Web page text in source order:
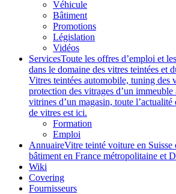
Véhicule
Bâtiment
Promotions
Législation
Vidéos
ServicesToute les offres d’emploi et
dans le domaine des vitres teintées et
Vitres teintées automobile, tuning des
protection des vitrages d’un
vitrines d’un magasin, toute
de vitres est ici.
Formation
Emploi
AnnuaireVitre teinté voiture en Suisse
bâtiment en France métropolitaine et
Wiki
Covering
Fournisseurs